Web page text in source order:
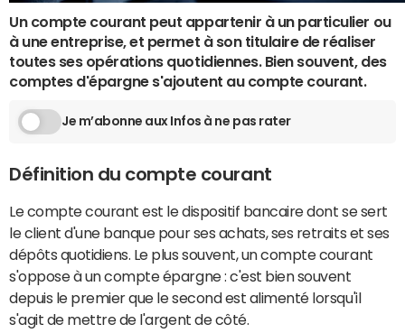
Un compte courant peut appartenir à un particulier ou
à une entreprise, et permet à son titulaire de réaliser
toutes ses opérations quotidiennes. Bien souvent, des
comptes d'épargne s'ajoutent au compte courant.
Je m’abonne aux Infos à ne pas rater
Définition du compte courant
Le compte courant est le dispositif bancaire dont se sert
le client d'une banque pour ses achats, ses retraits et ses
dépôts quotidiens. Le plus souvent, un compte courant
s'oppose à un compte épargne : c'est bien souvent
depuis le premier que le second est alimenté lorsqu'il
s'agit de mettre de l'argent de côté.